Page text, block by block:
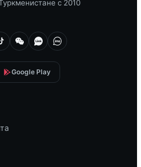
с 2010
Google Play